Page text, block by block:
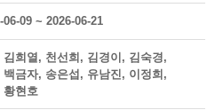
06-09 ~ 2026-06-21
희열, 천선희, 김경이, 김숙경,
금자, 송은섭, 유남진, 이정희,
황현호